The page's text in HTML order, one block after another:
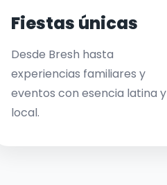
Fiestas únicas
Desde Bresh hasta
experiencias familiares y
eventos con esencia latina y
local.